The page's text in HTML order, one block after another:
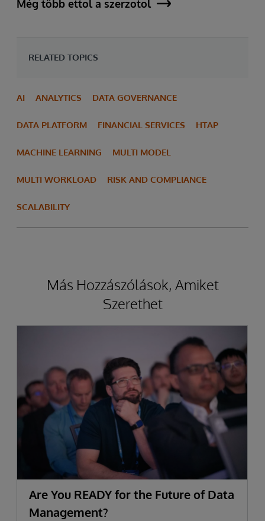
Még több ettől a szerzőtől
RELATED TOPICS
AI ANALYTICS DATA GOVERNANCE
DATA PLATFORM FINANCIAL SERVICES HTAP
MACHINE LEARNING MULTI MODEL
MULTI WORKLOAD RISK AND COMPLIANCE
SCALABILITY
Más Hozzászólások, Amiket
Szerethet
Are You READY for the Future of Data
Management?